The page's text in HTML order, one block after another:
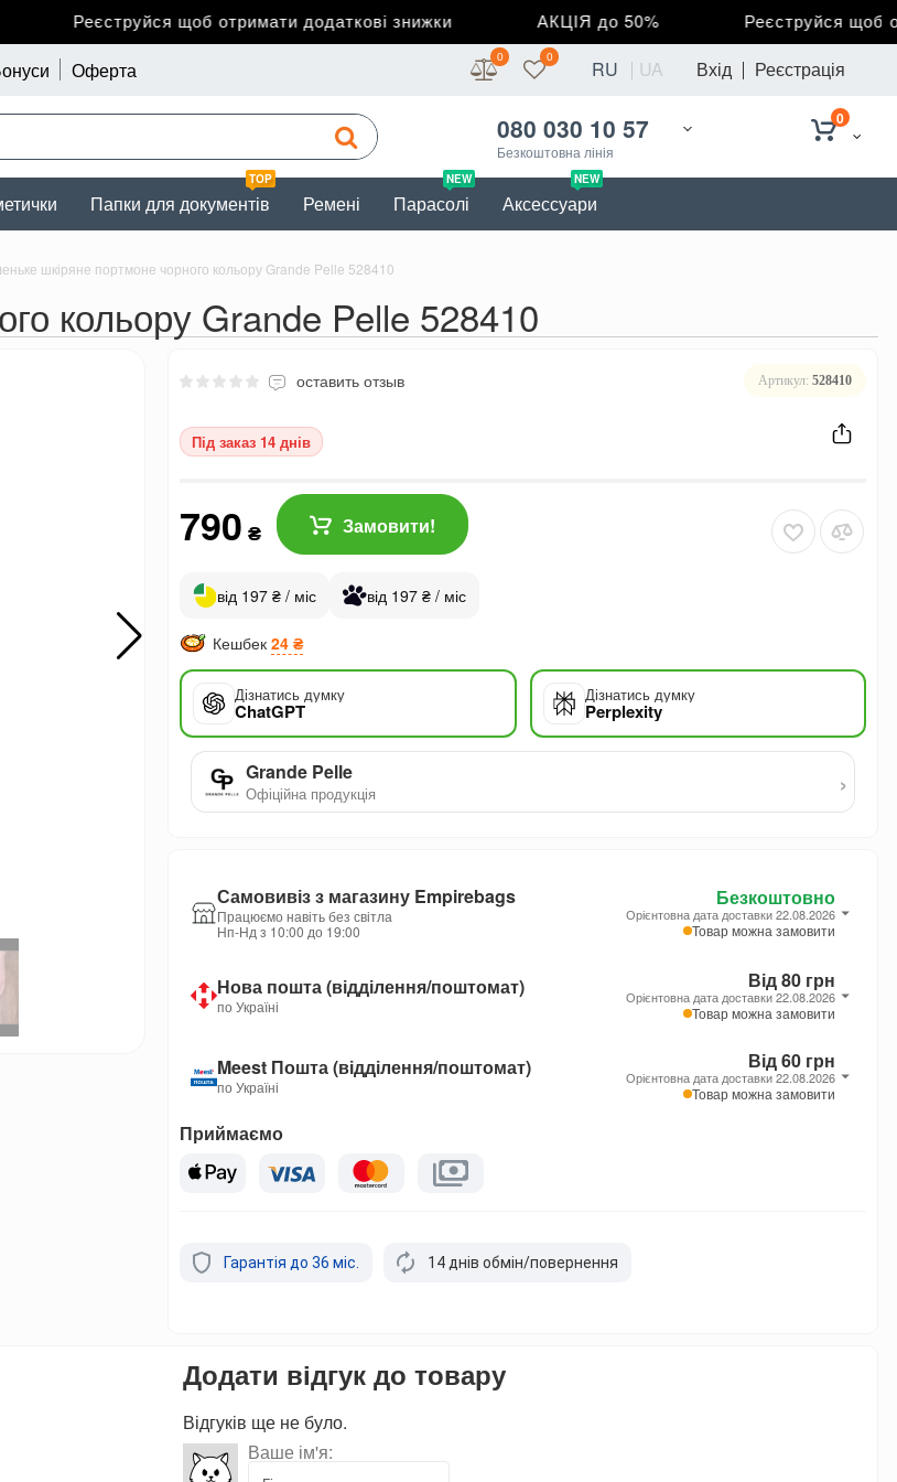
Реєструйся щоб отримати додаткові знижки АКЦІЯ до 50% Реєструйся щоб
Оферта Вхід Реєстрація
0 0 RU UA
080 030 10 57
Безкоштовна лінія
0
TOP
Папки для документів Ремені
NEW
Парасолі
NEW
Аксессуари
шкіряне портмоне чорного кольору Grande Pelle 528410
кольору Grande Pelle 528410
оставить отзыв Артикул: 528410
Під заказ 14 днів
790 ₴ Замовити!
від 197 ₴ / міс від 197 ₴ / міс
Кешбек 24 ₴
Дізнатись думку
ChatGPT
Дізнатись думку
Perplexity
Grande Pelle
Офіційна продукція ›
Самовивіз з магазину Empirebags
Працюємо навіть без світла
Нп-Нд з 10:00 до 19:00
Безкоштовно
Орієнтовна дата доставки 22.08.2026
Товар можна замовити
Нова пошта (відділення/поштомат)
по Україні
Від 80 грн
Орієнтовна дата доставки 22.08.2026
Товар можна замовити
Meest Пошта (відділення/поштомат)
по Україні
Від 60 грн
Орієнтовна дата доставки 22.08.2026
Товар можна замовити
Приймаємо
Гарантія до 36 міс. 14 днів обмін/повернення
Додати відгук до товару
Відгуків ще не було.
Ваше ім'я: